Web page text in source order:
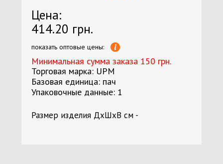
Торговая марка: UPM
Базовая единица: пач
Упаковочные данные: 1
Размер изделия ДхШхВ см -
Цена:
414.20 грн.
показать оптовые цены:
Минимальная сумма заказа 150 грн.